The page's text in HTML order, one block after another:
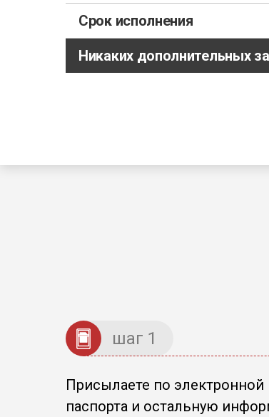
Срок исполнения
Никаких дополнительных
шаг 1
Присылаете по электронной
паспорта и остальную